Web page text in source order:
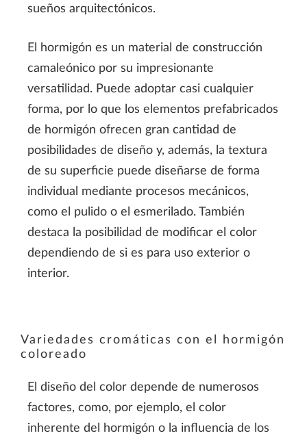
sueños arquitectónicos.
El hormigón es un material de construcción
camaleónico por su impresionante
versatilidad. Puede adoptar casi cualquier
forma, por lo que los elementos prefabricados
de hormigón ofrecen gran cantidad de
posibilidades de diseño y, además, la textura
de su superficie puede diseñarse de forma
individual mediante procesos mecánicos,
como el pulido o el esmerilado. También
destaca la posibilidad de modificar el color
dependiendo de si es para uso exterior o
interior.
Variedades cromáticas con el hormigón
coloreado
El diseño del color depende de numerosos
factores, como, por ejemplo, el color
inherente del hormigón o la influencia de los